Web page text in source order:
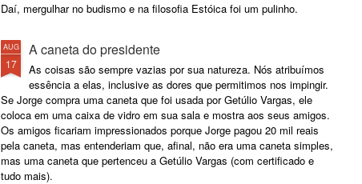
Daí, mergulhar no budismo e na filosofia Estóica foi um pulinho.
AUG
17
A caneta do presidente
As coisas são sempre vazias por sua natureza. Nós atribuímos
essência a elas, inclusive as dores que permitimos nos impingir.
Se Jorge compra uma caneta que foi usada por Getúlio Vargas, ele
coloca em uma caixa de vidro em sua sala e mostra aos seus amigos.
Os amigos ficariam impressionados porque Jorge pagou 20 mil reais
pela caneta, mas entenderiam que, afinal, não era uma caneta simples,
mas uma caneta que pertenceu a Getúlio Vargas (com certificado e
tudo mais).